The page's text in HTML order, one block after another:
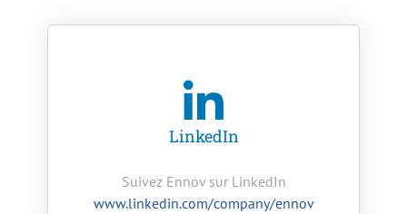
LinkedIn
Suivez Ennov sur LinkedIn
www.linkedin.com/company/ennov